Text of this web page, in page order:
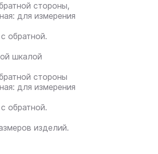
стороны,
для измерения
обратной.
шкалой
стороны
для измерения
обратной.
изделий.